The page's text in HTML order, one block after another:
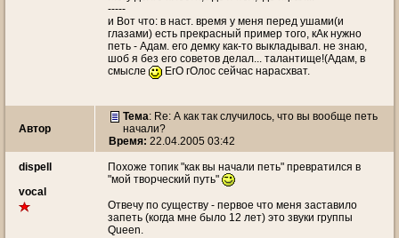
-----
и Вот что: в наст. время у меня перед ушами(и
глазами) есть прекрасный пример того, кАк нужно
петь - Адам. его демку как-то выкладывал. не знаю,
шоб я без его советов делал... талантище!(Адам, в
смысле
ЕгО гОлос сейчас нарасхват.
Автор
Тема: Re: А как так случилось, что вы вообще петь
начали?
Время: 22.04.2005 03:42
dispell
vocal
Похоже топик "как вы начали петь" превратился в
"мой творческий путь"
Отвечу по существу - первое что меня заставило
запеть (когда мне было 12 лет) это звуки группы
Queen.